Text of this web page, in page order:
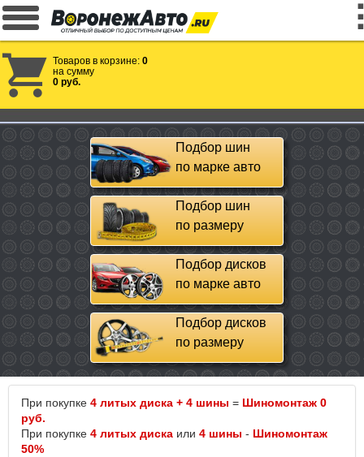
Товаров в корзине: 0
на сумму
0 руб.
Подбор шин
по марке авто
Подбор шин
по размеру
Подбор дисков
по марке авто
Подбор дисков
по размеру
При покупке 4 литых диска + 4 шины = Шиномонтаж 0
руб.
При покупке 4 литых диска или 4 шины - Шиномонтаж
50%